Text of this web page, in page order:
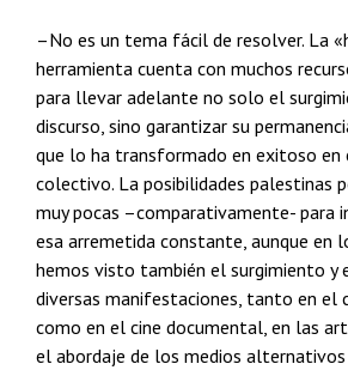
–No es un tema fácil de resolver. La
herramienta cuenta con muchos
para llevar adelante no solo el
discurso, sino garantizar su
que lo ha transformado en exitoso en
colectivo. La posibilidades palestinas
muy pocas –comparativamente- para
esa arremetida constante, aunque en
hemos visto también el surgimiento y
diversas manifestaciones, tanto en el
como en el cine documental, en las
el abordaje de los medios